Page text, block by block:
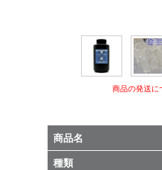
商品の発送に
商品名
種類